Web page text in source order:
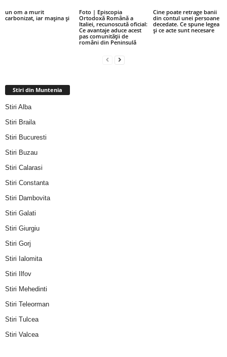
un om a murit
carbonizat, iar mașina și
Foto | Episcopia
Ortodoxă Română a
Italiei, recunoscută oficial:
Ce avantaje aduce acest
pas comunității de
români din Peninsulă
Cine poate retrage banii
din contul unei persoane
decedate. Ce spune legea
și ce acte sunt necesare
Stiri din Muntenia
Stiri Alba
Stiri Braila
Stiri Bucuresti
Stiri Buzau
Stiri Calarasi
Stiri Constanta
Stiri Dambovita
Stiri Galati
Stiri Giurgiu
Stiri Gorj
Stiri Ialomita
Stiri Ilfov
Stiri Mehedinti
Stiri Teleorman
Stiri Tulcea
Stiri Valcea